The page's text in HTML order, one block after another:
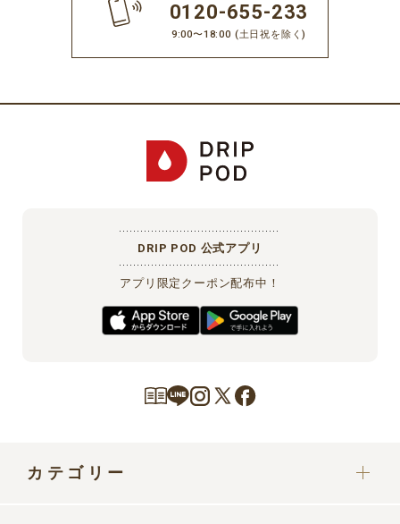
0120-655-233
9:00〜18:00 (土日祝を除く)
DRIP POD 公式アプリ
アプリ限定クーポン配布中！
カテゴリー